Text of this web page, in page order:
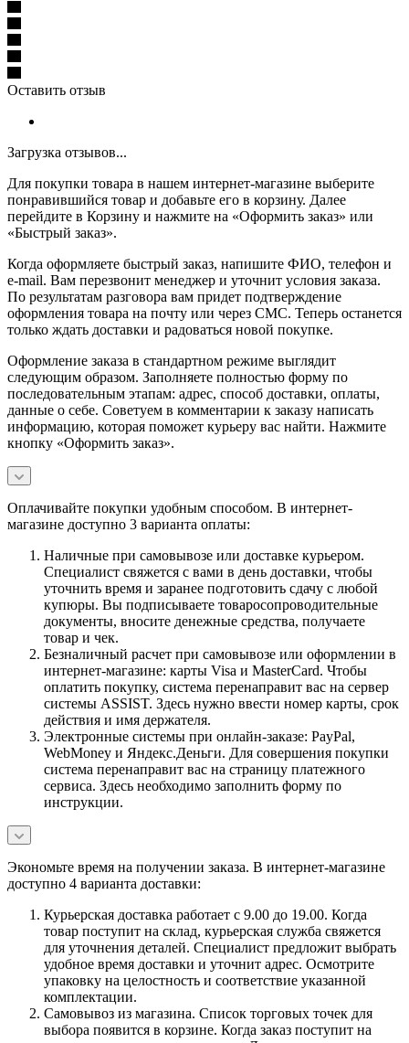
Оставить отзыв
Загрузка отзывов...
Для покупки товара в нашем интернет-магазине выберите
понравившийся товар и добавьте его в корзину. Далее
перейдите в Корзину и нажмите на «Оформить заказ» или
«Быстрый заказ».
Когда оформляете быстрый заказ, напишите ФИО, телефон и
e-mail. Вам перезвонит менеджер и уточнит условия заказа.
По результатам разговора вам придет подтверждение
оформления товара на почту или через СМС. Теперь останется
только ждать доставки и радоваться новой покупке.
Оформление заказа в стандартном режиме выглядит
следующим образом. Заполняете полностью форму по
последовательным этапам: адрес, способ доставки, оплаты,
данные о себе. Советуем в комментарии к заказу написать
информацию, которая поможет курьеру вас найти. Нажмите
кнопку «Оформить заказ».
Оплачивайте покупки удобным способом. В интернет-
магазине доступно 3 варианта оплаты:
Наличные при самовывозе или доставке курьером.
Специалист свяжется с вами в день доставки, чтобы
уточнить время и заранее подготовить сдачу с любой
купюры. Вы подписываете товаросопроводительные
документы, вносите денежные средства, получаете
товар и чек.
Безналичный расчет при самовывозе или оформлении в
интернет-магазине: карты Visa и MasterCard. Чтобы
оплатить покупку, система перенаправит вас на сервер
системы ASSIST. Здесь нужно ввести номер карты, срок
действия и имя держателя.
Электронные системы при онлайн-заказе: PayPal,
WebMoney и Яндекс.Деньги. Для совершения покупки
система перенаправит вас на страницу платежного
сервиса. Здесь необходимо заполнить форму по
инструкции.
Экономьте время на получении заказа. В интернет-магазине
доступно 4 варианта доставки:
Курьерская доставка работает с 9.00 до 19.00. Когда
товар поступит на склад, курьерская служба свяжется
для уточнения деталей. Специалист предложит выбрать
удобное время доставки и уточнит адрес. Осмотрите
упаковку на целостность и соответствие указанной
комплектации.
Самовывоз из магазина. Список торговых точек для
выбора появится в корзине. Когда заказ поступит на